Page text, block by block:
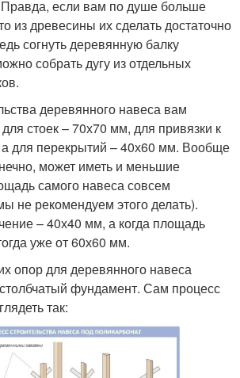
Правда, если вам по душе больше
из древесины их сделать достаточно
согнуть деревянную балку
собрать дугу из отдельных
деревянного навеса вам
стоек – 70х70 мм, для привязки к
для перекрытий – 40х60 мм. Вообще
может иметь и меньшие
самого навеса совсем
не рекомендуем этого делать).
– 40х40 мм, а когда площадь
уже от 60х60 мм.
опор для деревянного навеса
фундамент. Сам процесс
так: